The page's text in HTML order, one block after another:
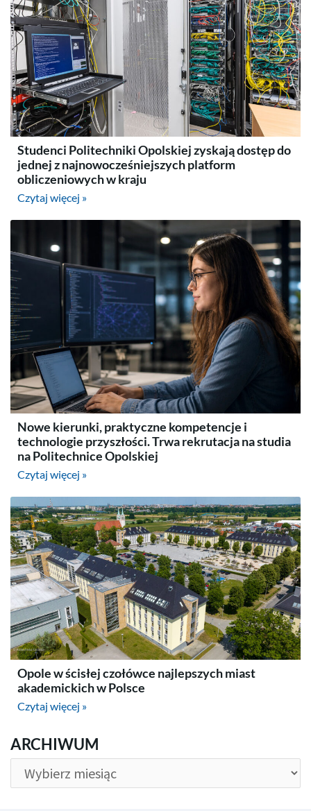
Studenci Politechniki Opolskiej zyskają dostęp do
jednej z najnowocześniejszych platform
obliczeniowych w kraju
Czytaj więcej »
Nowe kierunki, praktyczne kompetencje i
technologie przyszłości. Trwa rekrutacja na studia
na Politechnice Opolskiej
Czytaj więcej »
Opole w ścisłej czołówce najlepszych miast
akademickich w Polsce
Czytaj więcej »
ARCHIWUM
ARCHIWUM